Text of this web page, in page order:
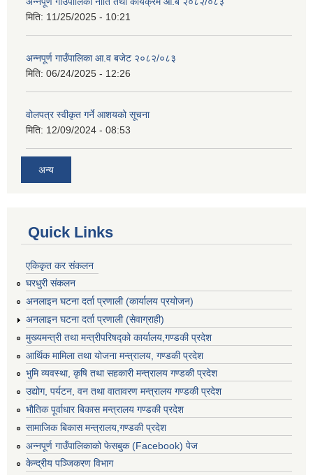
मिति: 11/25/2025 - 10:21
अन्नपूर्ण गाउँपालिका आ.व बजेट २०८२/०८३
मिति: 06/24/2025 - 12:26
वोलपत्र स्वीकृत गर्ने आशयको सूचना
मिति: 12/09/2024 - 08:53
अन्य
Quick Links
एकिकृत कर संकलन
घरधुरी संकलन
अनलाइन घटना दर्ता प्रणाली (कार्यालय प्रयोजन)
अनलाइन घटना दर्ता प्रणाली (सेवाग्राही)
मुख्यमन्त्री तथा मन्त्रीपरिषद्को कार्यालय,गण्डकी प्रदेश
आर्थिक मामिला तथा योजना मन्त्रालय, गण्डकी प्रदेश
भुमि व्यवस्था, कृषि तथा सहकारी मन्त्रालय गण्डकी प्रदेश
उद्योग, पर्यटन, वन तथा वातावरण मन्त्रालय गण्डकी प्रदेश
भौतिक पूर्वाधार बिकास मन्त्रालय गण्डकी प्रदेश
सामाजिक बिकास मन्त्रालय,गण्डकी प्रदेश
अन्नपूर्ण गाउँपालिकाको फेसबुक (Facebook) पेज
केन्द्रीय पञ्जिकरण विभाग